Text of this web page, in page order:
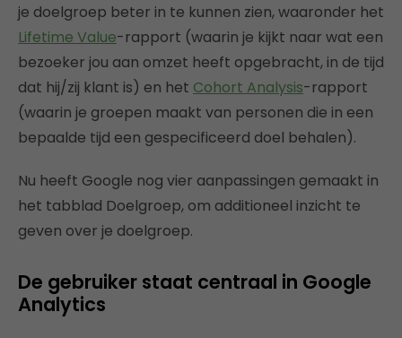
je doelgroep beter in te kunnen zien, waaronder het
Lifetime Value-rapport (waarin je kijkt naar wat een
bezoeker jou aan omzet heeft opgebracht, in de tijd
dat hij/zij klant is) en het Cohort Analysis-rapport
(waarin je groepen maakt van personen die in een
bepaalde tijd een gespecificeerd doel behalen).
Nu heeft Google nog vier aanpassingen gemaakt in
het tabblad Doelgroep, om additioneel inzicht te
geven over je doelgroep.
De gebruiker staat centraal in Google
Analytics